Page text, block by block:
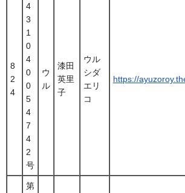
8
2
4
4
3
1
0
4
0
0
5
4
7
4
2
号
ウ
ル
漆田
英里
子
ウル
シダ
エリ
コ
https://
第